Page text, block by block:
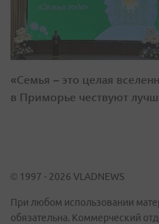
«Семья – это целая
в Приморье чествуют
© 1997 - 2026 VLADNEWS
При любом использовании
обязательна. Коммерческий